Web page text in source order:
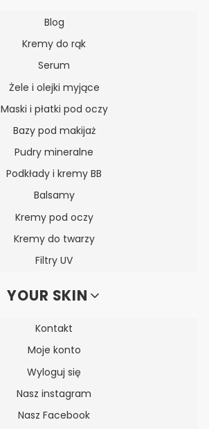
Blog
Kremy do rąk
Serum
Żele i olejki myjące
Maski i płatki pod oczy
Bazy pod makijaż
Pudry mineralne
Podkłady i kremy BB
Balsamy
Kremy pod oczy
Kremy do twarzy
Filtry UV
YOUR SKIN
Kontakt
Moje konto
Wyloguj się
Nasz instagram
Nasz Facebook